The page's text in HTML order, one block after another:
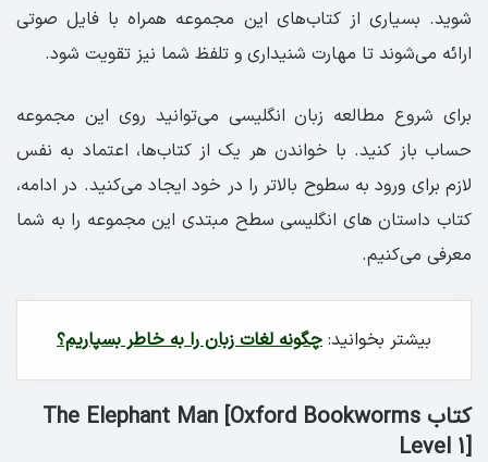
شوید. بسیاری از کتاب‌های این مجموعه همراه با فایل صوتی
ارائه می‌شوند تا مهارت شنیداری و تلفظ شما نیز تقویت شود.
برای شروع مطالعه زبان انگلیسی می‌توانید روی این مجموعه
حساب باز کنید. با خواندن هر یک از کتاب‌ها، اعتماد به نفس
لازم برای ورود به سطوح بالاتر را در خود ایجاد می‌کنید. در ادامه،
کتاب داستان های انگلیسی سطح مبتدی این مجموعه را به شما
معرفی می‌کنیم.
بیشتر بخوانید: چگونه لغات زبان را به خاطر بسپاریم؟
کتاب The Elephant Man [Oxford Bookworms
Level 1]